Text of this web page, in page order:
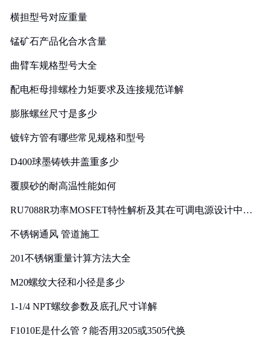
横担型号对应重量
锰矿石产品化合水含量
曲臂车规格型号大全
配电柜母排螺栓力矩要求及连接规范详解
膨胀螺丝尺寸是多少
镀锌方管有哪些常见规格和型号
D400球墨铸铁井盖重多少
覆膜砂的耐高温性能如何
RU7088R功率MOSFET特性解析及其在可调电源设计中的
不锈钢通风 管道施工
201不锈钢重量计算方法大全
M20螺纹大径和小径是多少
1-1/4 NPT螺纹参数及底孔尺寸详解
F1010E是什么管？能否用3205或3505代换